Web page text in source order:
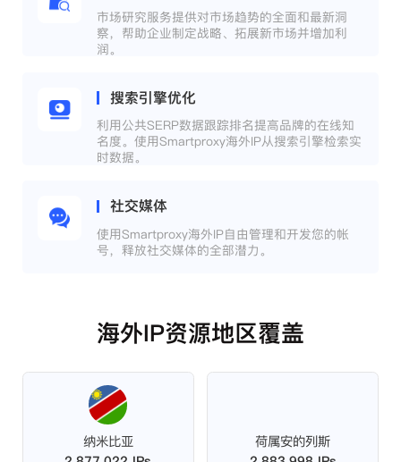
市场研究服务提供对市场趋势的全面和最新洞
察，帮助企业制定战略、拓展新市场并增加利
润。
搜索引擎优化
利用公共SERP数据跟踪排名提高品牌的在线知
名度。使用Smartproxy海外IP从搜索引擎检索实
时数据。
社交媒体
使用Smartproxy海外IP自由管理和开发您的帐
号，释放社交媒体的全部潜力。
海外IP资源地区覆盖
纳米比亚
荷属安的列斯